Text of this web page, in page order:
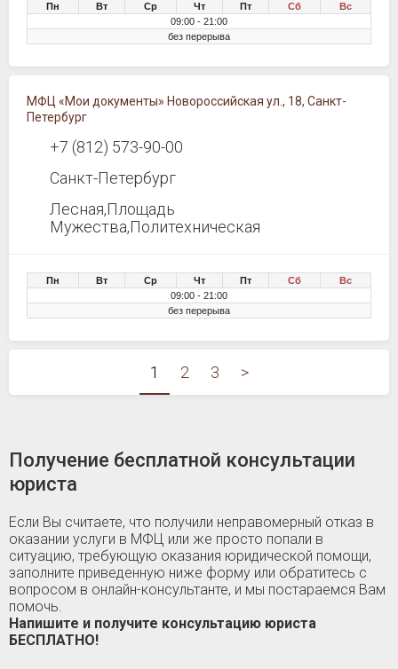
Пн Вт Ср Чт Пт Сб
Вс
09:00 - 21:00
без перерыва
МФЦ «Мои документы» Новороссийская ул., 18, Санкт-
Петербург
+7 (812) 573-90-00
Санкт-Петербург
Лесная,Площадь
Мужества,Политехническая
Пн Вт Ср Чт Пт Сб
Вс
09:00 - 21:00
без перерыва
1 2 3 >
Получение бесплатной консультации
юриста
Если Вы считаете, что получили неправомерный отказ в
оказании услуги в МФЦ или же просто попали в
ситуацию, требующую оказания юридической помощи,
заполните приведенную ниже форму или обратитесь с
вопросом в онлайн-консультанте, и мы постараемся Вам
помочь.
Напишите и получите консультацию юриста
БЕСПЛАТНО!